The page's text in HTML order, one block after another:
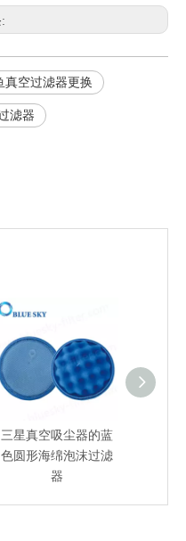
真空过滤器更换
滤器
三星真空吸尘器的蓝
色圆形海绵泡沫过滤
器